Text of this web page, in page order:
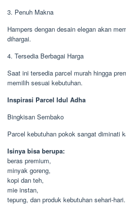
3. Penuh Makna
Hampers dengan desain elegan akan
dihargai.
4. Tersedia Berbagai Harga
Saat ini tersedia parcel murah hingga
memilih sesuai kebutuhan.
Inspirasi Parcel Idul Adha
Bingkisan Sembako
Parcel kebutuhan pokok sangat diminati
Isinya bisa berupa:
beras premium,
minyak goreng,
kopi dan teh,
mie instan,
tepung, dan produk kebutuhan sehari-hari.